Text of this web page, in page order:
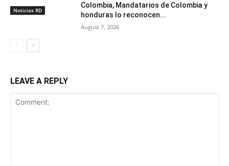
Noticias RD
Colombia, Mandatarios de Colombia y
honduras lo reconocen...
August 7, 2026
LEAVE A REPLY